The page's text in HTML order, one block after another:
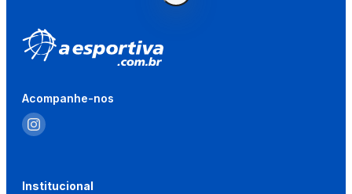
Acompanhe-nos
Institucional